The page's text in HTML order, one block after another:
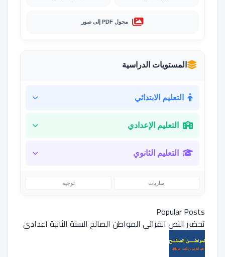
محول PDF إلى صور
المستويات الدراسية
التعليم الابتدائي
التعليم الإعدادي
التعليم الثانوي
مباريات توجيه
Popular Posts
تحضير النص القرائي المواطن الصالح السنة الثانية اعدادي